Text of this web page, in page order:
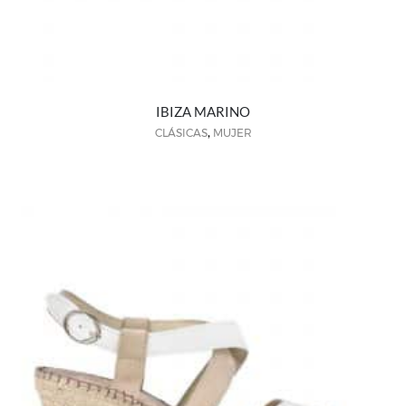
IBIZA MARINO
CLÁSICAS, MUJER